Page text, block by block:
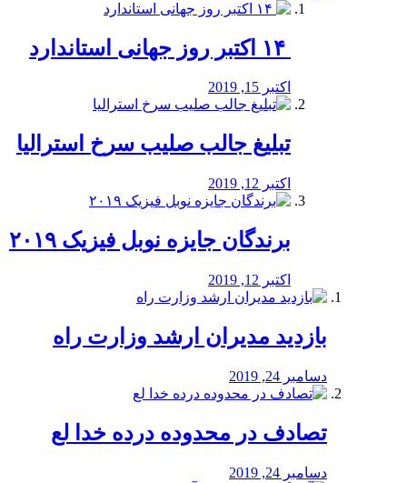
اکتبر 15, 2019
تبلیغ جالب صلیب سرخ استرالیا
اکتبر 12, 2019
برندگان جایزه نوبل فیزیک ۲۰۱۹
اکتبر 12, 2019
بازدید مدیران ارشد وزارت راه
دسامبر 24, 2019
تصادف در محدوده درده خدا لع
دسامبر 24, 2019